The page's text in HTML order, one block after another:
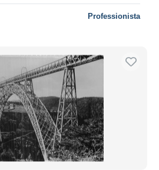
Professionista